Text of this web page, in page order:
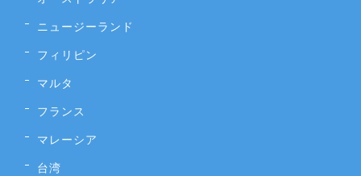
ニュージーランド
フィリピン
マルタ
フランス
マレーシア
台湾